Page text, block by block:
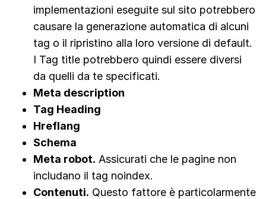
implementazioni eseguite sul sito potrebbero
causare la generazione automatica di alcuni
tag o il ripristino alla loro versione di default.
I Tag title potrebbero quindi essere diversi
da quelli da te specificati.
Meta description
Tag Heading
Hreflang
Schema
Meta robot. Assicurati che le pagine non
includano il tag noindex.
Contenuti. Questo fattore è particolarmente